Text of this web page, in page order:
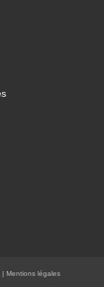
| Mentions légales